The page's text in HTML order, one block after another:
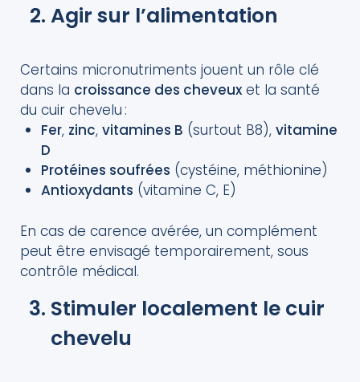
Agir sur l’alimentation
Certains micronutriments jouent un rôle clé
dans la croissance des cheveux et la santé
du cuir chevelu :
Fer, zinc, vitamines B (surtout B8), vitamine
D
Protéines soufrées (cystéine, méthionine)
Antioxydants (vitamine C, E)
En cas de carence avérée, un complément
peut être envisagé temporairement, sous
contrôle médical.
Stimuler localement le cuir
chevelu